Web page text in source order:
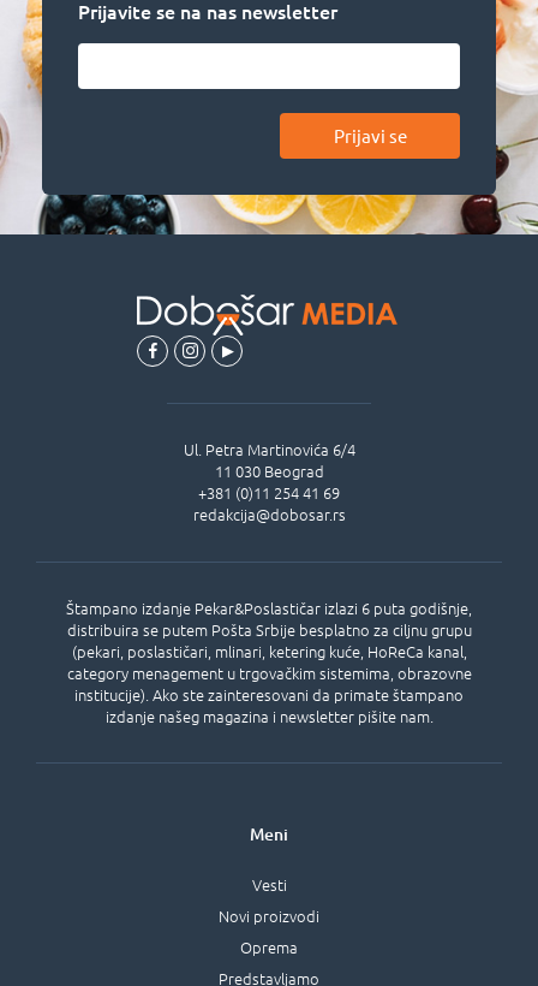
Prijavite se na nas newsletter
Prijavi se
Štampano izdanje Pekar&Poslastičar izlazi 6 puta godišnje,
distribuira se putem Pošta Srbije besplatno za ciljnu grupu
(pekari, poslastičari, mlinari, ketering kuće, HoReCa kanal,
category menagement u trgovačkim sistemima, obrazovne
institucije). Ako ste zainteresovani da primate štampano
izdanje našeg magazina i newsletter pišite nam.
Ul. Petra Martinovića 6/4
11 030 Beograd
+381 (0)11 254 41 69
redakcija@dobosar.rs
Meni
Vesti
Novi proizvodi
Oprema
Predstavljamo